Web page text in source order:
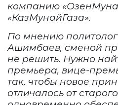
компанию
«КазМунайГаза».
По мнению
Ашимбаев, сменой
не решить. Нужно
премьера, вице-
так, чтобы новое
отличалось от